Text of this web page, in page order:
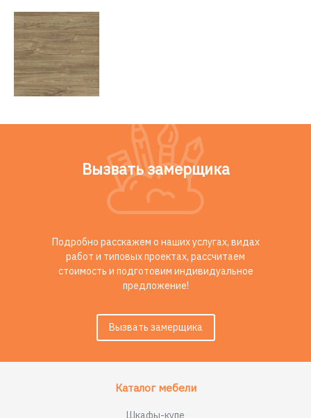
Вызвать замерщика
Подробно расскажем о наших услугах, видах
работ и типовых проектах, рассчитаем
стоимость и подготовим индивидуальное
предложение!
Вызвать замерщика
Каталог мебели
Шкафы-купе